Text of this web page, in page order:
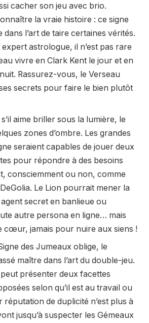
cacher son jeu avec brio.
la vraie histoire : ce signe
dans l’art de taire certaines vérités.
expert astrologue, il n’est pas rare
vivre en Clark Kent le jour et en
Rassurez-vous, le Verseau
secrets pour faire le bien plutôt
aime briller sous la lumière, le
zones d’ombre. Les grandes
seraient capables de jouer deux
pour répondre à des besoins
consciemment ou non, comme
Le Lion pourrait mener la
agent secret en banlieue ou
autre persona en ligne… mais
cœur, jamais pour nuire aux siens !
des Jumeaux oblige, le
maître dans l’art du double-jeu.
présenter deux facettes
selon qu’il est au travail ou
réputation de duplicité n’est plus à
jusqu’à suspecter les Gémeaux